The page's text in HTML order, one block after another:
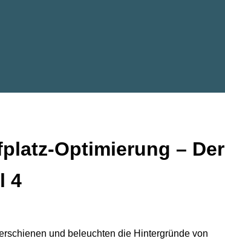
Optimierung – Der
4
und beleuchten die Hintergründe von